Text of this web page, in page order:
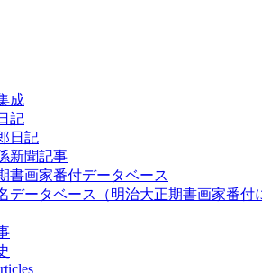
成
記
日記
新聞記事
書画家番付データベース
データベース（明治大正期書画家番付